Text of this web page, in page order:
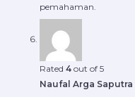
pemahaman.
Rated 4 out of 5
Naufal Arga Saputra